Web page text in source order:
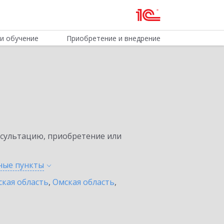
обучение Приобретение и внедрение
приобретение или
пункты
область, Омская область,